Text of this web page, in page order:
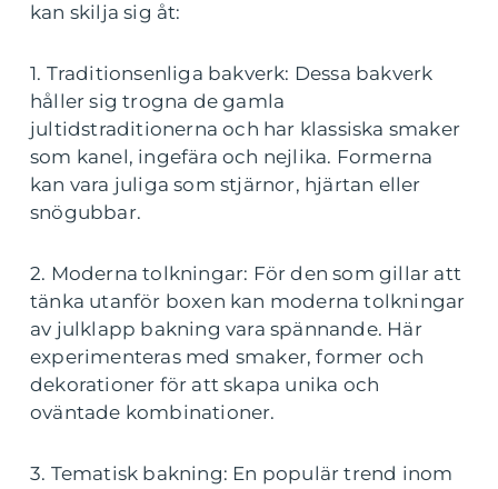
kan skilja sig åt:
1. Traditionsenliga bakverk: Dessa bakverk
håller sig trogna de gamla
jultidstraditionerna och har klassiska smaker
som kanel, ingefära och nejlika. Formerna
kan vara juliga som stjärnor, hjärtan eller
snögubbar.
2. Moderna tolkningar: För den som gillar att
tänka utanför boxen kan moderna tolkningar
av julklapp bakning vara spännande. Här
experimenteras med smaker, former och
dekorationer för att skapa unika och
oväntade kombinationer.
3. Tematisk bakning: En populär trend inom